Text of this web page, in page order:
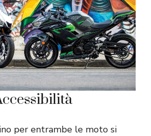
per entrambe le moto si